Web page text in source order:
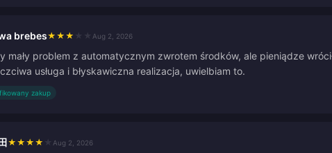
brebes★ ★ ★ Aug 2, 2026
mały problem z automatycznym zwrotem środków, ale pieniądze
usługa i błyskawiczna realizacja, uwielbiam to.
zakup
★ ★ ★ ★ Aug 2, 2026